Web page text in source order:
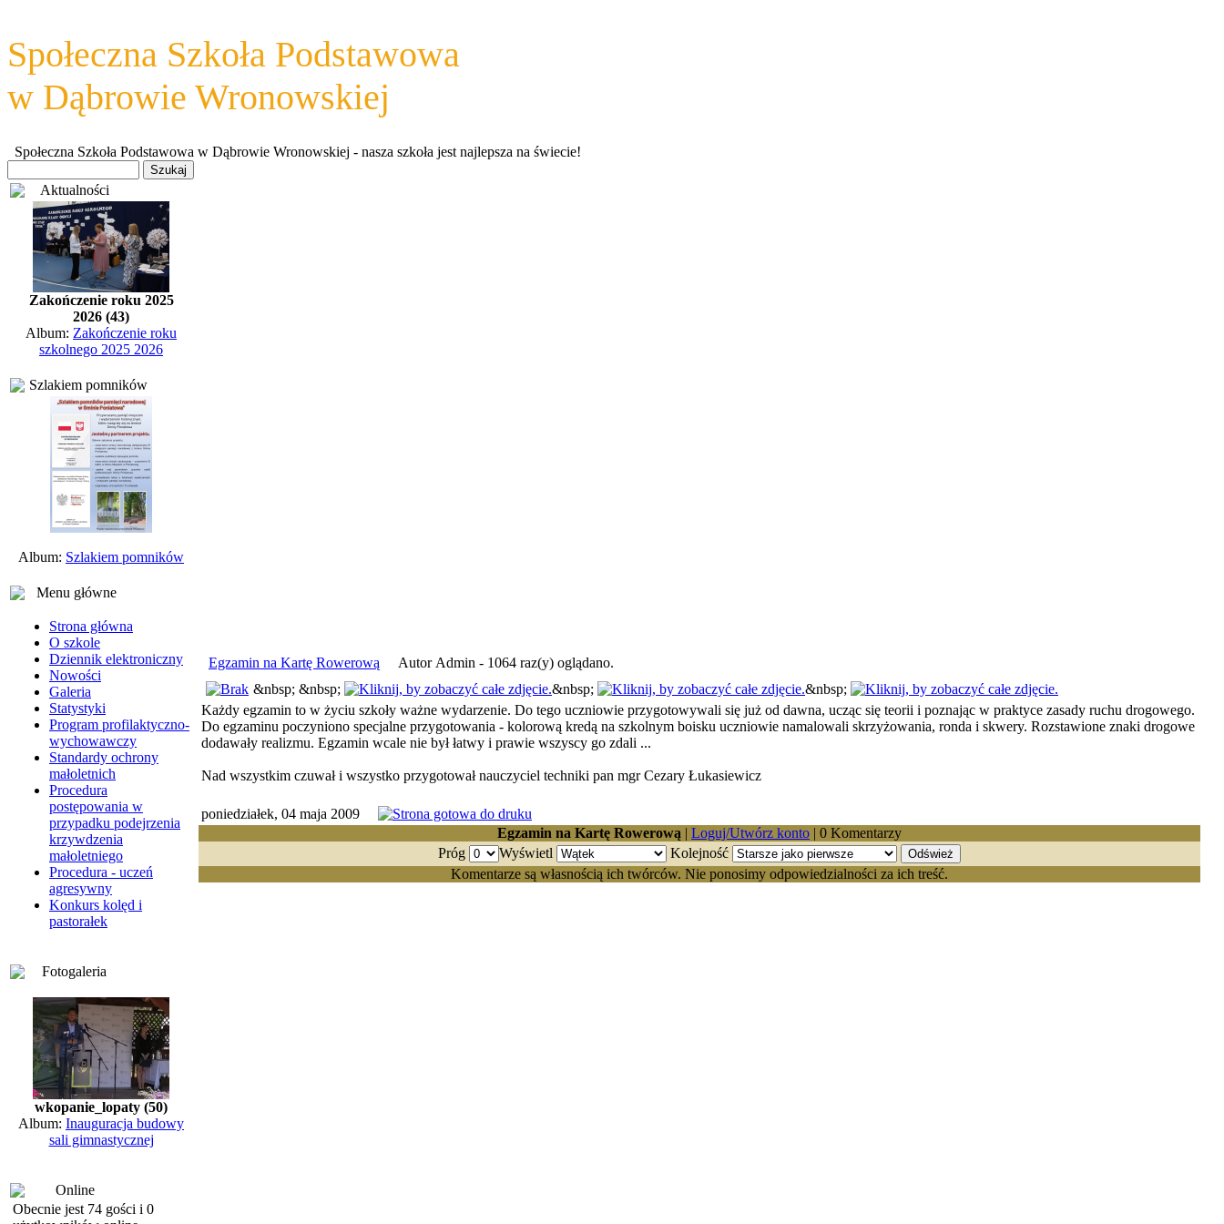
Społeczna Szkoła Podstawowa
w Dąbrowie Wronowskiej
Społeczna Szkoła Podstawowa w Dąbrowie Wronowskiej - nasza szkoła jest najlepsza na świecie!
Aktualności
Zakończenie roku 2025
2026 (43)
Album: Zakończenie roku
szkolnego 2025 2026
Szlakiem pomników
Album: Szlakiem pomników
Menu główne
Strona główna
O szkole
Dziennik elektroniczny
Nowości
Galeria
Statystyki
Program profilaktyczno-
wychowawczy
Standardy ochrony
małoletnich
Procedura
postępowania w
przypadku podejrzenia
krzywdzenia
małoletniego
Procedura - uczeń
agresywny
Konkurs kolęd i
pastorałek
Fotogaleria
wkopanie_lopaty (50)
Album: Inauguracja budowy
sali gimnastycznej
Online
Obecnie jest 74 gości i 0
Egzamin na Kartę Rowerową
Autor Admin - 1064 raz(y) oglądano.
&nbsp; &nbsp;
&nbsp;
&nbsp;
Każdy egzamin to w życiu szkoły ważne wydarzenie. Do tego uczniowie przygotowywali się już od dawna, ucząc się teorii i poznając w praktyce zasady ruchu drogowego.
Do egzaminu poczyniono specjalne przygotowania - kolorową kredą na szkolnym boisku uczniowie namalowali skrzyżowania, ronda i skwery. Rozstawione znaki drogowe
dodawały realizmu. Egzamin wcale nie był łatwy i prawie wszyscy go zdali ...
Nad wszystkim czuwał i wszystko przygotował nauczyciel techniki pan mgr Cezary Łukasiewicz
poniedziałek, 04 maja 2009
Egzamin na Kartę Rowerową | Loguj/Utwórz konto | 0 Komentarzy
Próg
Wyświetl
Kolejność
Komentarze są własnością ich twórców. Nie ponosimy odpowiedzialności za ich treść.